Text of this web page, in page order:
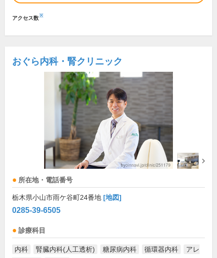
アクセス数※
おぐら内科・腎クリニック
所在地・電話番号
栃木県小山市雨ケ谷町24番地 [地図]
0285-39-6505
診療科目
内科 腎臓内科(人工透析) 糖尿病内科 循環器内科
アレ